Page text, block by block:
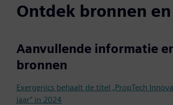
Ontdek bronnen
Aanvullende informatie
bronnen
Exergenics behaalt de titel „PropTech
jaar” in 2024